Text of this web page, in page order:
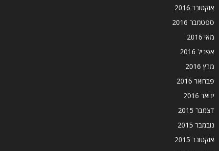
אוקטובר 2016
ספטמבר 2016
מאי 2016
אפריל 2016
מרץ 2016
פברואר 2016
ינואר 2016
דצמבר 2015
נובמבר 2015
אוקטובר 2015